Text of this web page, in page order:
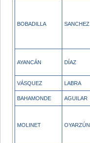
BOBADILLA SANCHEZ
AYANCÁN DÍAZ
VÁSQUEZ LABRA
BAHAMONDE AGUILAR
MOLINET OYARZÚN